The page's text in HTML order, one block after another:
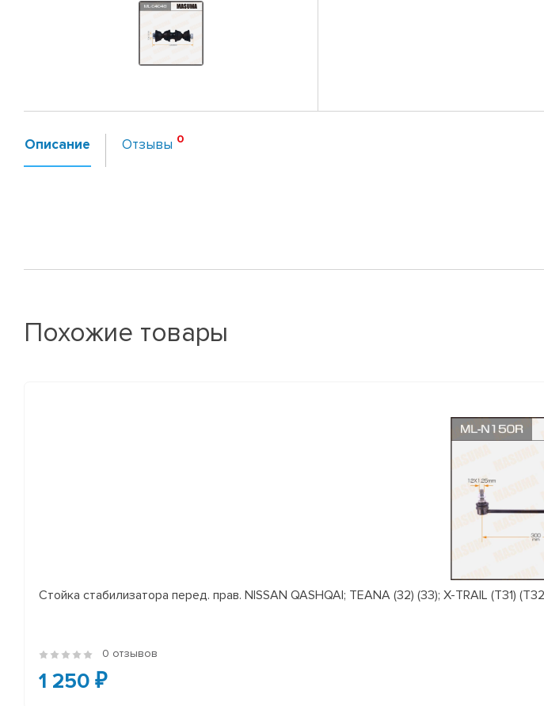
Описание Отзывы
Похожие товары
Стойка стабилизатора перед. прав. NISSAN QASHQAI; TEANA (32) (33); X-TRAIL (T31)
0 отзывов
1 250 ₽